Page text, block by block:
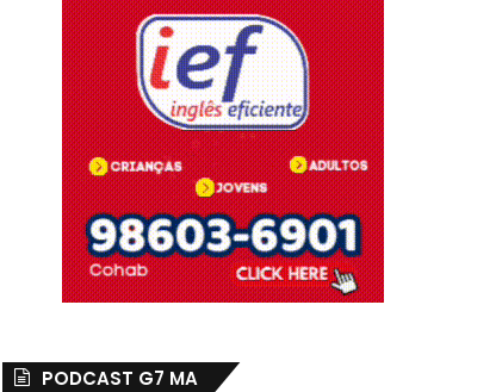
PODCAST G7 MA